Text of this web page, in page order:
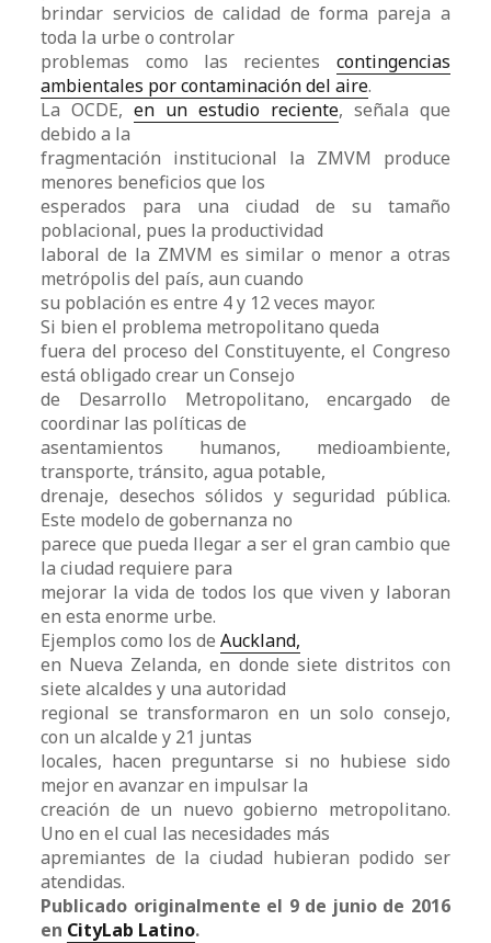
brindar servicios de calidad de forma pareja a
toda la urbe o controlar
problemas como las recientes contingencias
ambientales por contaminación del aire.
La OCDE,en un estudio reciente, señala que
debido a la
fragmentación institucional la ZMVM produce
menores beneficios que los
esperados para una ciudad de su tamaño
poblacional, pues la productividad
laboral de la ZMVM es similar o menor a otras
metrópolis del país, aun cuando
su población es entre 4 y 12 veces mayor.
Si bien el problema metropolitano queda
fuera del proceso del Constituyente, el Congreso
está obligado crear un Consejo
de Desarrollo Metropolitano, encargado de
coordinar las políticas de
asentamientos humanos, medioambiente,
transporte, tránsito, agua potable,
drenaje, desechos sólidos y seguridad pública.
Este modelo de gobernanza no
parece que pueda llegar a ser el gran cambio que
la ciudad requiere para
mejorar la vida de todos los que viven y laboran
en esta enorme urbe.
Ejemplos como los deAuckland,
en Nueva Zelanda, en donde siete distritos con
siete alcaldes y una autoridad
regional se transformaron en un solo consejo,
con un alcalde y 21 juntas
locales, hacen preguntarse si no hubiese sido
mejor en avanzar en impulsar la
creación de un nuevo gobierno metropolitano.
Uno en el cual las necesidades más
apremiantes de la ciudad hubieran podido ser
atendidas.
Publicado originalmente el 9 de junio de 2016
en CityLab Latino.